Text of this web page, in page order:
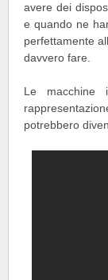
avere dei
e quando ne
perfettamente
davvero fare.
Le macchine
potrebbero